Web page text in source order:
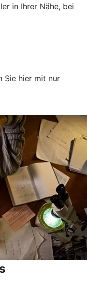
in Ihrer Nähe, bei
Sie hier mit nur